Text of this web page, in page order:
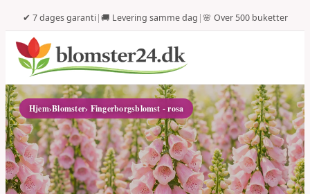
✔ 7 dages garanti|🚚 Levering samme dag |🌸 Over 500 buketter
Hjem›Blomster› Fingerborgsblomst - rosa